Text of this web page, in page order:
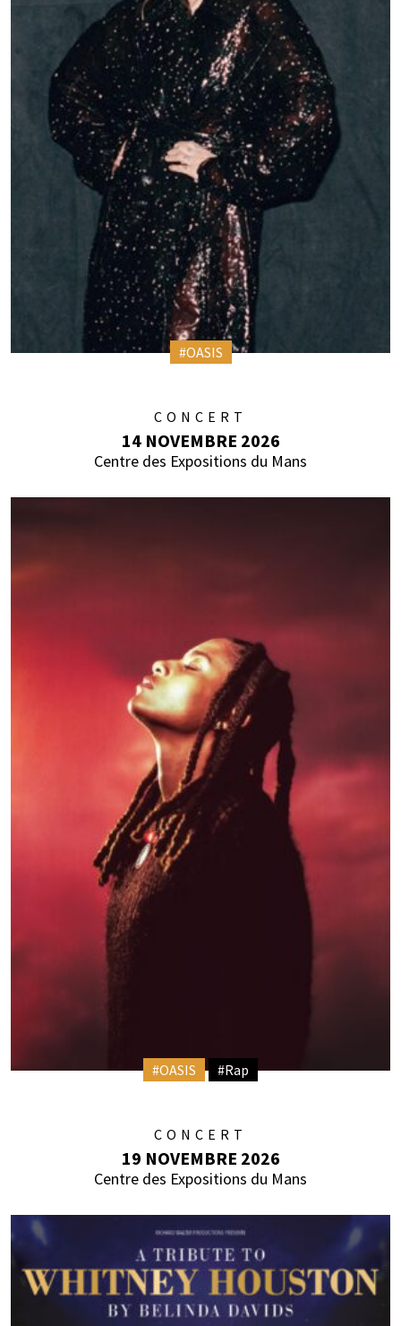
#OASIS
CONCERT
14 NOVEMBRE 2026
Centre des Expositions du Mans
#OASIS #Rap
CONCERT
19 NOVEMBRE 2026
Centre des Expositions du Mans